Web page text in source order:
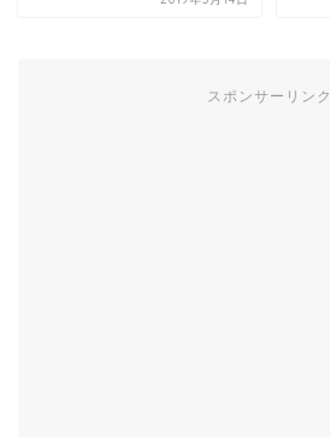
スポンサーリンク